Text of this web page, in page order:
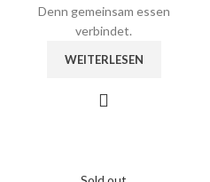
Denn gemeinsam essen
verbindet.
WEITERLESEN